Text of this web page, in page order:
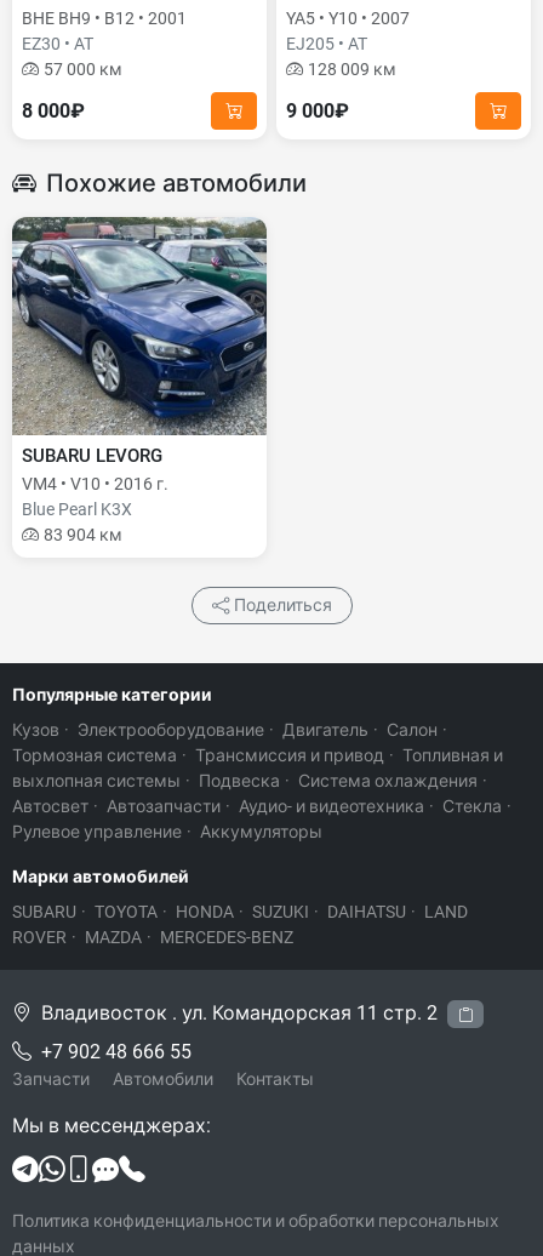
BHE BH9 • B12 • 2001
EZ30 • AT
57 000 км
8 000₽
YA5 • Y10 • 2007
EJ205 • AT
128 009 км
9 000₽
Похожие автомобили
SUBARU LEVORG
VM4 • V10 • 2016 г.
Blue Pearl K3X
83 904 км
Поделиться
Популярные категории
Кузов · Электрооборудование · Двигатель · Салон ·
Тормозная система · Трансмиссия и привод · Топливная и
выхлопная системы · Подвеска · Система охлаждения ·
Автосвет · Автозапчасти · Аудио- и видеотехника · Стекла ·
Рулевое управление · Аккумуляторы
Марки автомобилей
SUBARU · TOYOTA · HONDA · SUZUKI · DAIHATSU · LAND
ROVER · MAZDA · MERCEDES-BENZ
Владивосток . ул. Командорская 11 стр. 2
+7 902 48 666 55
Запчасти Автомобили Контакты
Мы в мессенджерах:
Политика конфиденциальности и обработки персональных
данных